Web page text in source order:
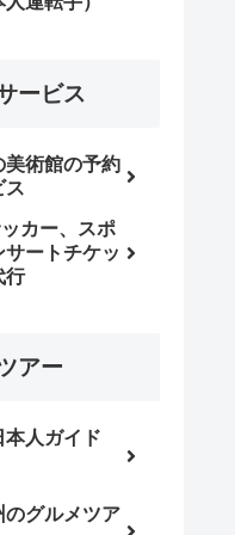
ービス
美術館の予約
ス
カー、スポ
サートチケッ
行
アー
本人ガイド
のグルメツア